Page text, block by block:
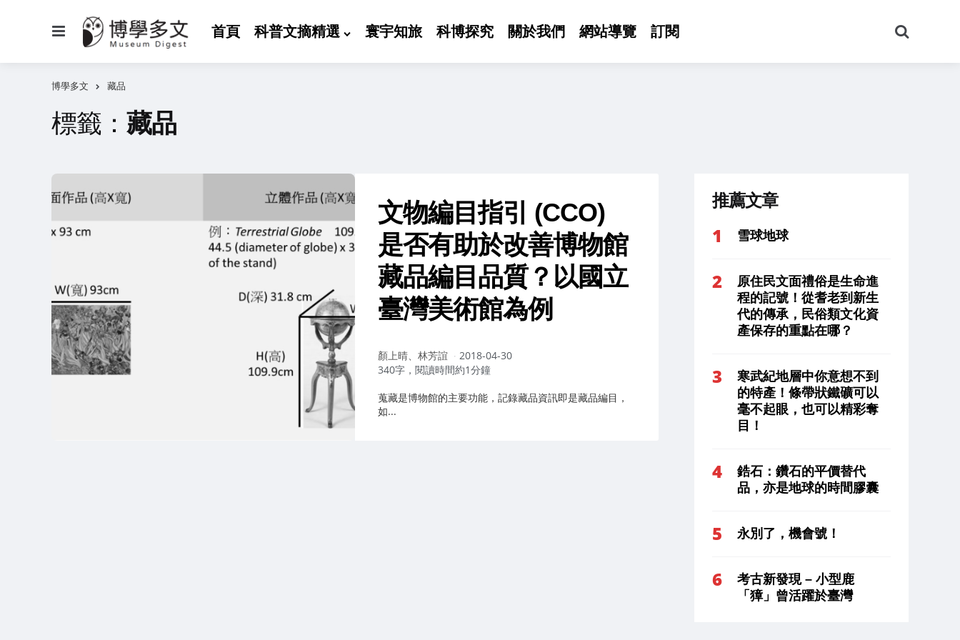
首頁 科普文摘精選 寰宇知旅 科博探究 關於我們 網站導覽 訂閱
尋
博學多文 藏品
標籤： 藏品
文物編目指引 (CCO)
是否有助於改善博物館
藏品編目品質？以國立
臺灣美術館為例
作
者：
顏上晴、林芳誼
2018-04-30
340字，閱讀時間約1分鐘
蒐藏是博物館的主要功能，記錄藏品資訊即是藏品編目，
如...
推薦文章
雪球地球
原住民文面禮俗是生命進
程的記號！從耆老到新生
代的傳承，民俗類文化資
產保存的重點在哪？
寒武紀地層中你意想不到
的特產！條帶狀鐵礦可以
毫不起眼，也可以精彩奪
目！
鋯石：鑽石的平價替代
品，亦是地球的時間膠囊
永別了，機會號！
考古新發現 – 小型鹿
「獐」曾活躍於臺灣